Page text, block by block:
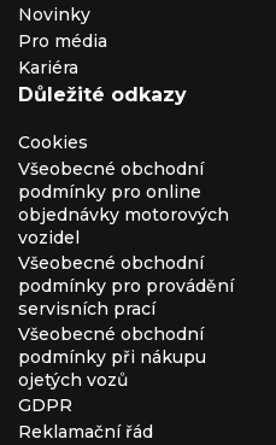
Novinky
Pro média
Kariéra
Důležité odkazy
Cookies
Všeobecné obchodní
podmínky pro online
objednávky motorových
vozidel
Všeobecné obchodní
podmínky pro provádění
servisních prací
Všeobecné obchodní
podmínky při nákupu
ojetých vozů
GDPR
Reklamační řád